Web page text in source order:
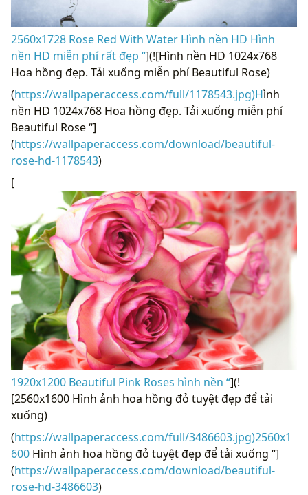
2560x1728 Rose Red With Water Hình nền HD Hình
nền HD miễn phí rất đẹp “](![Hình nền HD 1024x768
Hoa hồng đẹp. Tải xuống miễn phí Beautiful Rose)
(https://wallpaperaccess.com/full/1178543.jpg)Hình
nền HD 1024x768 Hoa hồng đẹp. Tải xuống miễn phí
Beautiful Rose “]
(https://wallpaperaccess.com/download/beautiful-
rose-hd-1178543)
[
1920x1200 Beautiful Pink Roses hình nền “](!
[2560x1600 Hình ảnh hoa hồng đỏ tuyệt đẹp để tải
xuống)
(https://wallpaperaccess.com/full/3486603.jpg)2560x1
600 Hình ảnh hoa hồng đỏ tuyệt đẹp để tải xuống “]
(https://wallpaperaccess.com/download/beautiful-
rose-hd-3486603)